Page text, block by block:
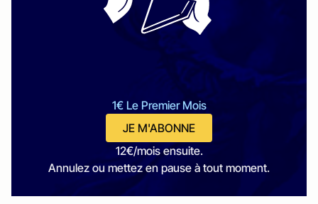
1€ Le Premier Mois
JE M'ABONNE
12€/mois ensuite.
Annulez ou mettez en pause à tout moment.